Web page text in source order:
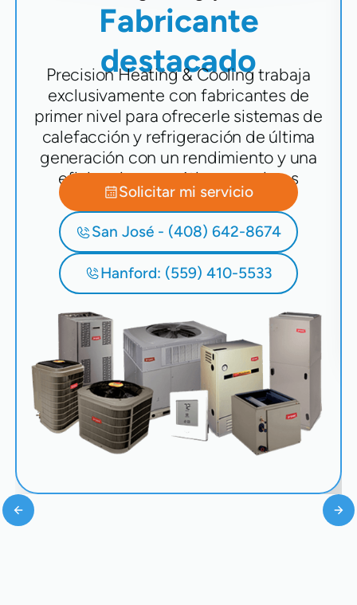
Fabricante
destacado
Precision Heating & Cooling trabaja
exclusivamente con fabricantes de
primer nivel para ofrecerle sistemas de
calefacción y refrigeración de última
generación con un rendimiento y una
eficiencia energética superiores
Solicitar mi servicio
San José - (408) 642-8674
Hanford: (559) 410-5533